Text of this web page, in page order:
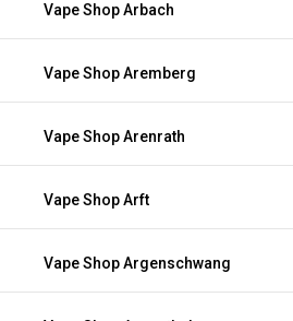
Vape Shop Arbach
Vape Shop Aremberg
Vape Shop Arenrath
Vape Shop Arft
Vape Shop Argenschwang